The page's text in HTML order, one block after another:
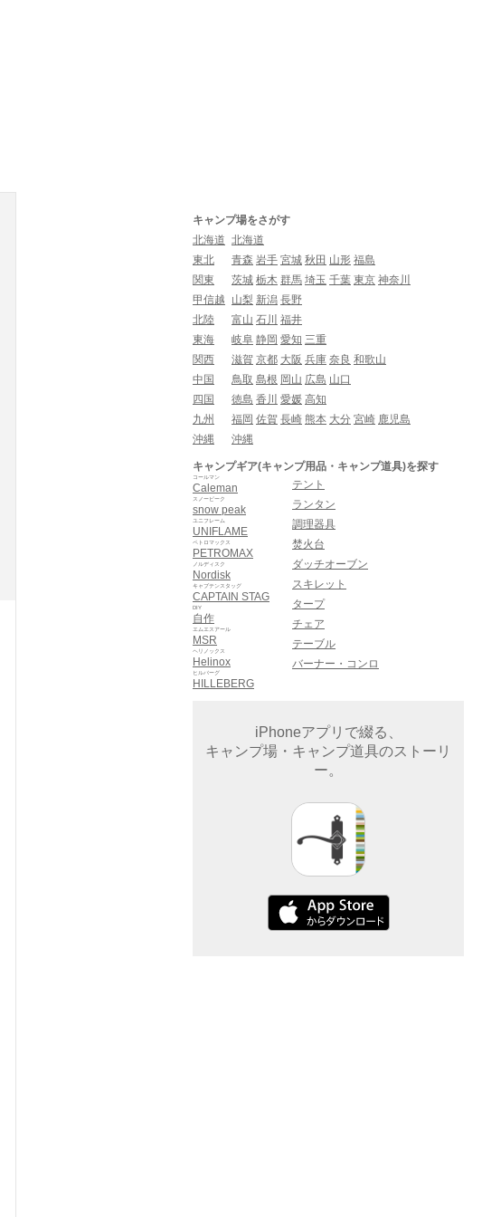
キャンプ場をさがす
北海道 北海道
東北
青森 岩手 宮城 秋田 山形 福島
関東
茨城 栃木 群馬 埼玉 千葉 東京 神奈川
甲信越
山梨 新潟 長野
北陸
富山 石川 福井
東海
岐阜 静岡 愛知 三重
関西
滋賀 京都 大阪 兵庫 奈良 和歌山
中国
鳥取 島根 岡山 広島 山口
四国
徳島 香川 愛媛 高知
九州
福岡 佐賀 長崎 熊本 大分 宮崎 鹿児島
沖縄
沖縄
キャンプギア(キャンプ用品・キャンプ道具)を探す
Caleman
コールマン
snow peak
スノーピーク
UNIFLAME
ユニフレーム
PETROMAX
ペトロマックス
Nordisk
ノルディスク
CAPTAIN STAG
キャプテンスタッグ
自作
DIY
MSR
エムエスアール
Helinox
ヘリノックス
HILLEBERG
ヒルバーグ
テント
ランタン
調理器具
焚火台
ダッチオーブン
スキレット
タープ
チェア
テーブル
バーナー・コンロ
iPhoneアプリで綴る、
キャンプ場・キャンプ道具のストーリ
ー。